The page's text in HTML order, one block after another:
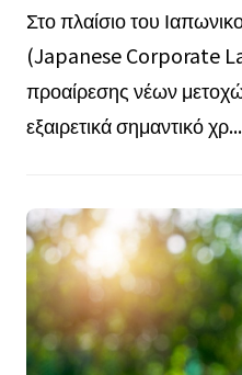
Στο πλαίσιο του
(Japanese Corporate
προαίρεσης νέων
εξαιρετικά σημαντικό χρ...